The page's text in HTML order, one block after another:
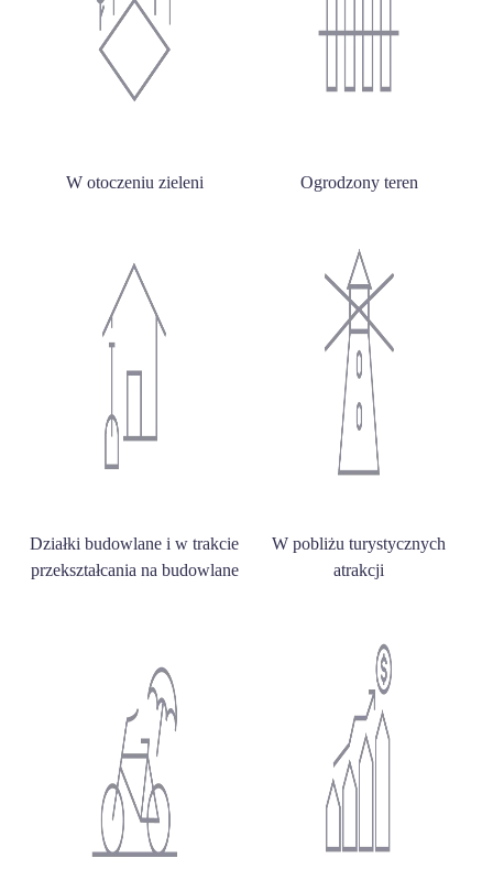
W otoczeniu zieleni Ogrodzony teren
Działki budowlane i w trakcie
przekształcania na budowlane
W pobliżu turystycznych
atrakcji